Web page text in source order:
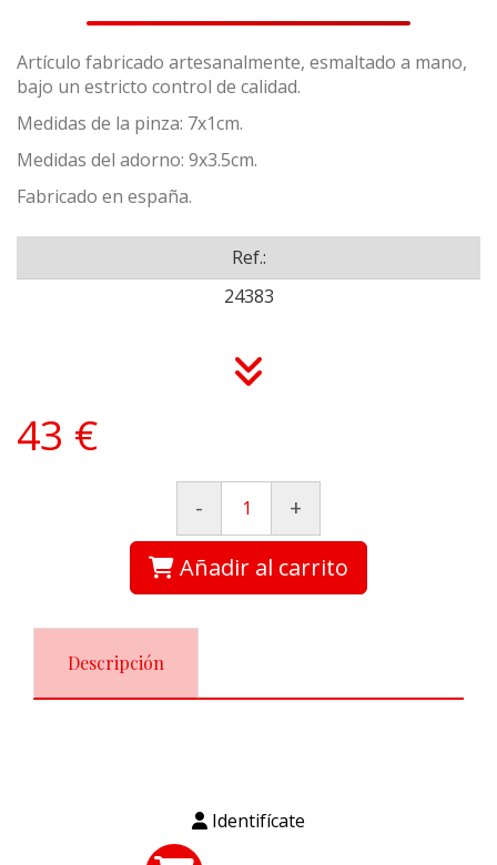
Artículo fabricado artesanalmente, esmaltado a mano,
bajo un estricto control de calidad.
Medidas de la pinza: 7x1cm.
Medidas del adorno: 9x3.5cm.
Fabricado en españa.
Ref.:
24383
43 €
-
+
Añadir al carrito
Descripción
Identifícate